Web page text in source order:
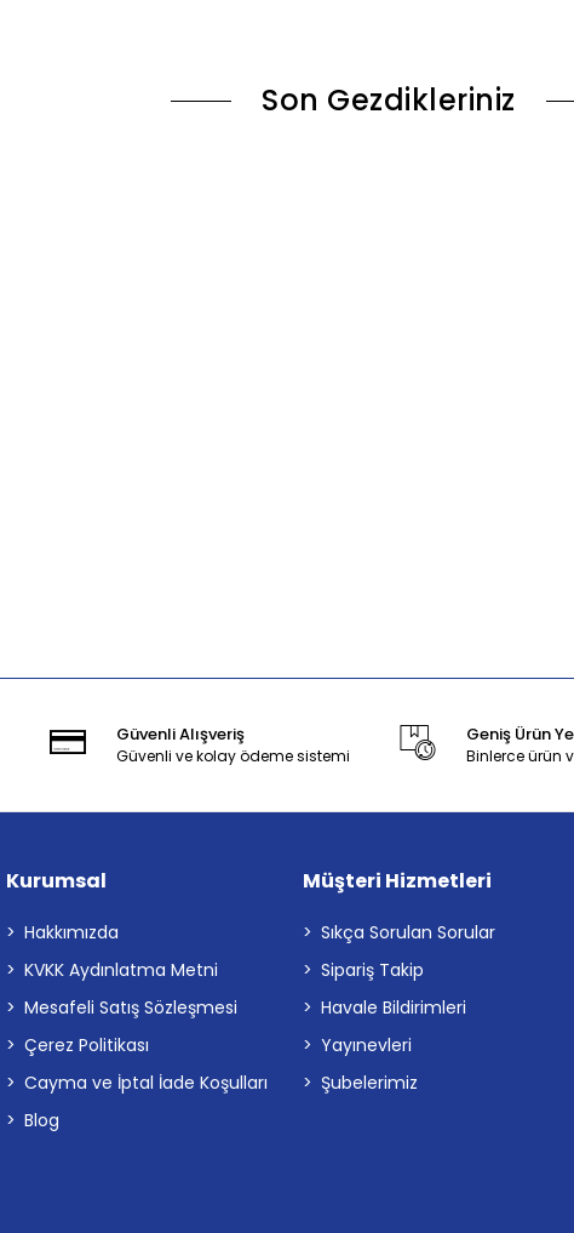
Son Gezdikleriniz
Güvenli Alışveriş
Güvenli ve kolay ödeme sistemi
Geniş Ürün
Binlerce ürün
Kurumsal
Hakkımızda
KVKK Aydınlatma Metni
Mesafeli Satış Sözleşmesi
Çerez Politikası
Cayma ve İptal İade Koşulları
Blog
Müşteri Hizmetleri
Sıkça Sorulan Sorular
Sipariş Takip
Havale Bildirimleri
Yayınevleri
Şubelerimiz